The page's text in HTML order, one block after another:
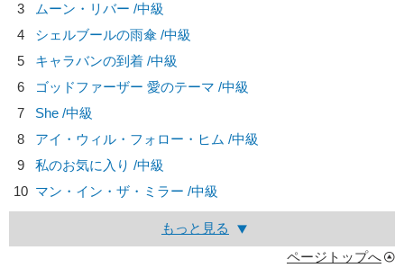
3
ムーン・リバー /中級
4
シェルブールの雨傘 /中級
5
キャラバンの到着 /中級
6
ゴッドファーザー 愛のテーマ /中級
7
She /中級
8
アイ・ウィル・フォロー・ヒム /中級
9
私のお気に入り /中級
10 マン・イン・ザ・ミラー /中級
もっと見る
ページトップへ